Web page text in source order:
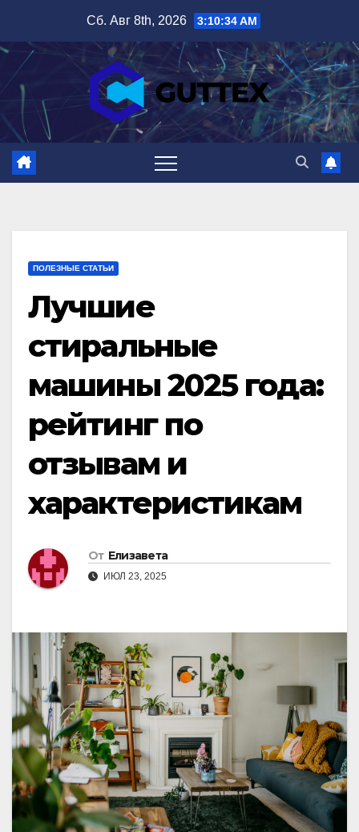
содержимому
Сб. Авг 8th, 2026 3:10:35 AM
ПОЛЕЗНЫЕ СТАТЬИ
Лучшие
стиральные
машины 2025 года:
рейтинг по
отзывам и
характеристикам
От Елизавета
ИЮЛ 23, 2025